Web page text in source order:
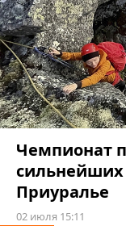
Чемпионат
сильнейших
Приуралье
02 июля 15:11